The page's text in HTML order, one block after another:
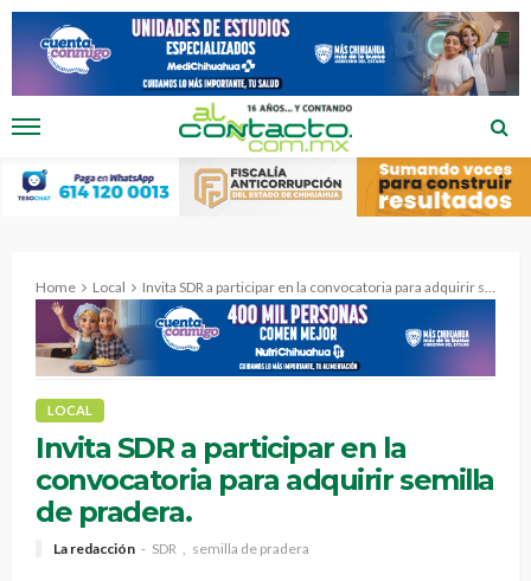
Home Local Invita SDR a participar en la convocatoria para adquirir semilla de pradera.
LOCAL
Invita SDR a participar en la
convocatoria para adquirir semilla
de pradera.
La redacción SDR semilla de pradera